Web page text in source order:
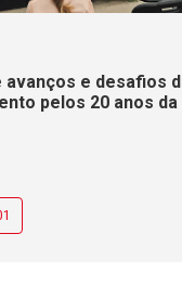
avanços e desafios
pelos 20 anos